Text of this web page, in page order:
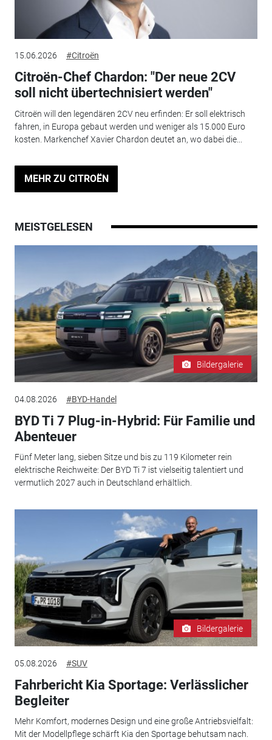
15.06.2026 #Citroën
Citroën-Chef Chardon: "Der neue 2CV
soll nicht übertechnisiert werden"
Citroën will den legendären 2CV neu erfinden: Er soll elektrisch
fahren, in Europa gebaut werden und weniger als 15.000 Euro
kosten. Markenchef Xavier Chardon deutet an, wo dabei die...
MEHR ZU CITROËN
MEISTGELESEN
Bildergalerie
04.08.2026 #BYD-Handel
BYD Ti 7 Plug-in-Hybrid: Für Familie und
Abenteuer
Fünf Meter lang, sieben Sitze und bis zu 119 Kilometer rein
elektrische Reichweite: Der BYD Ti 7 ist vielseitig talentiert und
vermutlich 2027 auch in Deutschland erhältlich.
Bildergalerie
05.08.2026 #SUV
Fahrbericht Kia Sportage: Verlässlicher
Begleiter
Mehr Komfort, modernes Design und eine große Antriebsvielfalt:
Mit der Modellpflege schärft Kia den Sportage behutsam nach.